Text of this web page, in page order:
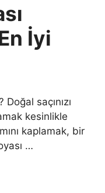
İyi
saçınızı
kesinlikle
kaplamak, bir
…